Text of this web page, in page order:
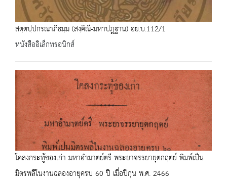
สตฺตปฺปกรณาภิธมฺม (สงฺคิณี-มหาปฎฐาน) อย.บ.112/1
หนังสืออิเล็กทรอนิกส์
โคลงกระทู้ของเก่า มหาอำมาตย์ตรี พระยาจรรยายุตกฤตย์ พิมพ์เป็น
มิตรพลีในงานฉลองอายุครบ 60 ปี เมื่อปีกุน พ.ศ. 2466